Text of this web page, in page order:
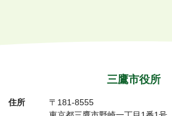
三鷹市役所
住所
〒181-8555